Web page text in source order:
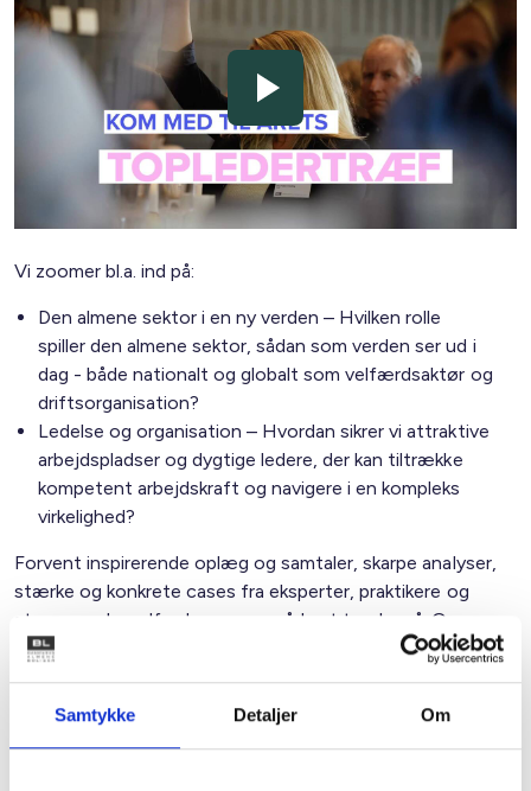
Samtykke Detaljer Om
Vi zoomer bl.a. ind på:
Den almene sektor i en ny verden – Hvilken rolle
spiller den almene sektor, sådan som verden ser ud i
dag - både nationalt og globalt som velfærdsaktør og
driftsorganisation?
Ledelse og organisation – Hvordan sikrer vi attraktive
arbejdspladser og dygtige ledere, der kan tiltrække
kompetent arbejdskraft og navigere i en kompleks
virkelighed?
Forvent inspirerende oplæg og samtaler, skarpe analyser,
stærke og konkrete cases fra eksperter, praktikere og
stemmer, der udfordrer vores måde at tænke på. Og
forvent gode samtaler og uformelle snakke med kollegaer
fra hele landet.
Programmet opdateres løbende her på siden.